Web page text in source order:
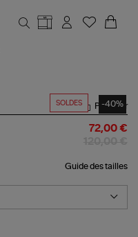
SOLDES -40%
Partager
72,00 €
Guide des tailles